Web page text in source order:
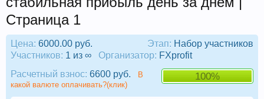
Страница 1
Этап: Набор участников
Цена: 6000.00 руб.
Участников: 1 из ∞ Организатор: FXprofit
100%
Расчетный взнос: 6600 руб.
В
какой валюте оплачивать?(клик)